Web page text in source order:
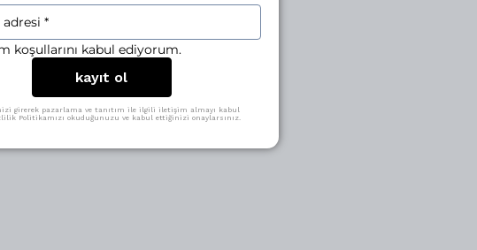
koşullarını kabul ediyorum.
kayıt ol
girerek pazarlama ve tanıtım ile ilgili iletişim almayı kabul
Politikamızı okuduğunuzu ve kabul ettiğinizi onaylarsınız.